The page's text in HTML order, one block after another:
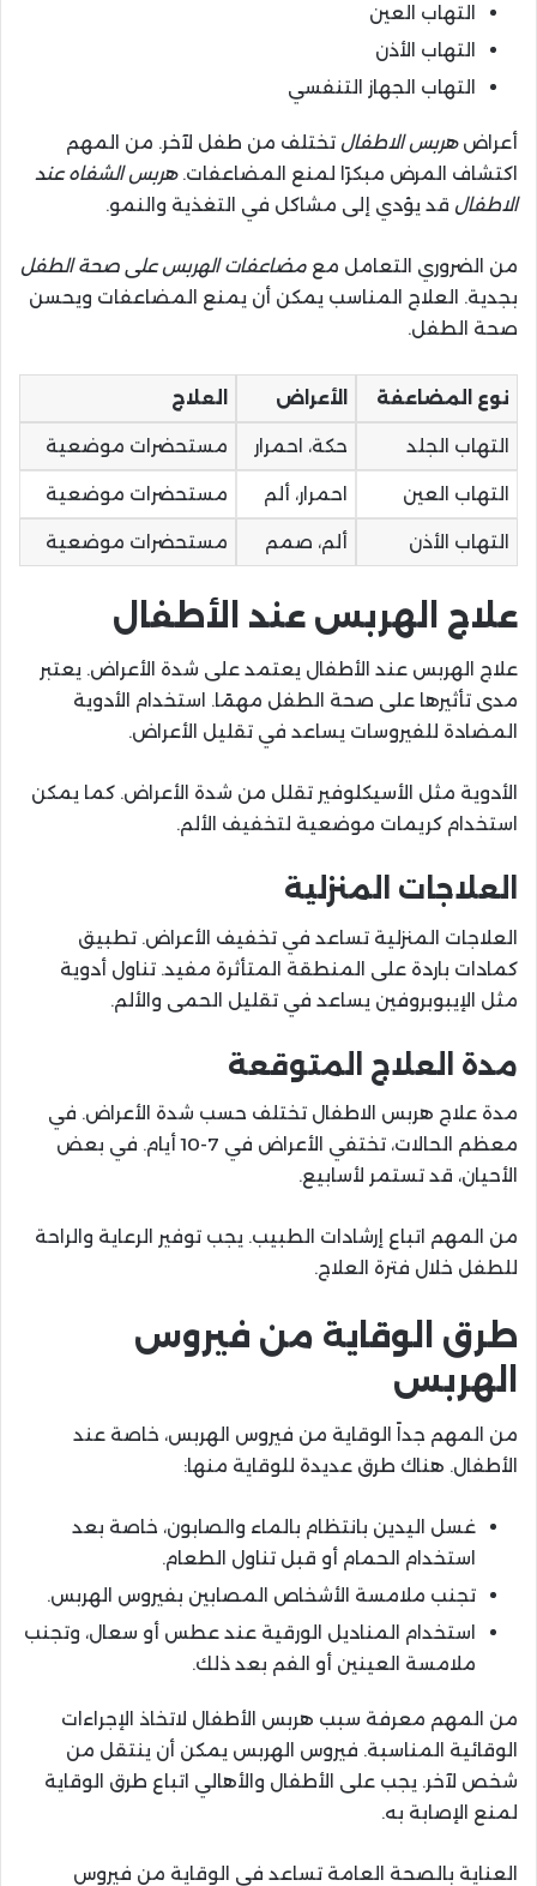
التهاب العين
التهاب الأذن
التهاب الجهاز التنفسي
أعراضهربس الاطفال تختلف من طفل لآخر. من المهم
اكتشاف المرض مبكرًا لمنع المضاعفات.هربس الشفاه عند
الاطفال قد يؤدي إلى مشاكل في التغذية والنمو.
من الضروري التعامل مع مضاعفات الهربس على صحة الطفل
بجدية. العلاج المناسب يمكن أن يمنع المضاعفات ويحسن
صحة الطفل.
نوع المضاعفة الأعراض العلاج
التهاب الجلد حكة، احمرار مستحضرات موضعية
التهاب العين احمرار، ألم مستحضرات موضعية
التهاب الأذن ألم، صمم مستحضرات موضعية
علاج الهربس عند الأطفال
علاج الهربس عند الأطفال يعتمد على شدة الأعراض. يعتبر
مدى تأثيرها على صحة الطفل مهمًا. استخدام الأدوية
المضادة للفيروسات يساعد في تقليل الأعراض.
الأدوية مثل الأسيكلوفير تقلل من شدة الأعراض. كما يمكن
استخدام كريمات موضعية لتخفيف الألم.
العلاجات المنزلية
العلاجات المنزلية تساعد في تخفيف الأعراض. تطبيق
كمادات باردة على المنطقة المتأثرة مفيد. تناول أدوية
مثل الإيبوبروفين يساعد في تقليل الحمى والألم.
مدة العلاج المتوقعة
مدة علاج هربس الاطفال تختلف حسب شدة الأعراض. في
معظم الحالات، تختفي الأعراض في 7-10 أيام. في بعض
الأحيان، قد تستمر لأسابيع.
من المهم اتباع إرشادات الطبيب. يجب توفير الرعاية والراحة
للطفل خلال فترة العلاج.
طرق الوقاية من فيروس
الهربس
من المهم جداً الوقاية من فيروس الهربس، خاصة عند
الأطفال. هناك طرق عديدة للوقاية منها:
غسل اليدين بانتظام بالماء والصابون، خاصة بعد
استخدام الحمام أو قبل تناول الطعام.
تجنب ملامسة الأشخاص المصابين بفيروس الهربس.
استخدام المناديل الورقية عند عطس أو سعال، وتجنب
ملامسة العينين أو الفم بعد ذلك.
من المهم معرفة سبب هربس الأطفال لاتخاذ الإجراءات
الوقائية المناسبة. فيروس الهربس يمكن أن ينتقل من
شخص لآخر. يجب على الأطفال والأهالي اتباع طرق الوقاية
لمنع الإصابة به.
العناية بالصحة العامة تساعد في الوقاية من فيروس